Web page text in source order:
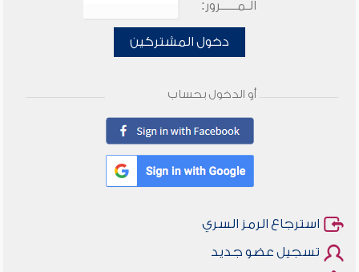
الـمـــــرور:
دخول المشتركين
أو الدخول بحساب
استرجاع الرمز السري
تسجيل عضو جديد